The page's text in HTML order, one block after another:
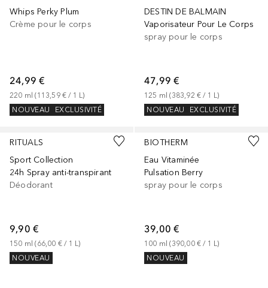
Whips Perky Plum
Crème pour le corps
24,99 €
220 ml (113,59 € / 1 L)
NOUVEAU
EXCLUSIVITÉ
DESTIN DE BALMAIN
Vaporisateur Pour Le Corps
spray pour le corps
47,99 €
125 ml (383,92 € / 1 L)
NOUVEAU
EXCLUSIVITÉ
RITUALS
Sport Collection
24h Spray anti-transpirant
Déodorant
9,90 €
150 ml (66,00 € / 1 L)
NOUVEAU
BIOTHERM
Eau Vitaminée
Pulsation Berry
spray pour le corps
39,00 €
100 ml (390,00 € / 1 L)
NOUVEAU